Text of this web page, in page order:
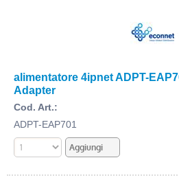
alimentatore 4ipnet ADPT-
Adapter
Cod. Art.:
ADPT-EAP701